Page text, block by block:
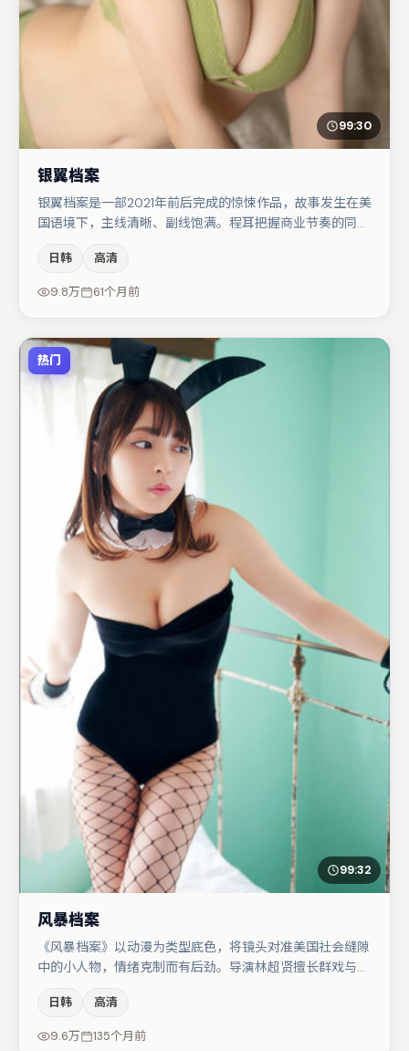
99:30
银翼档案
银翼档案是一部2021年前后完成的惊悚作品，故事发生在美
国语境下，主线清晰、副线饱满。程耳把握商业节奏的同时
当·德赖弗的对手戏构成全片情感锚点，弗洛伦丝·皮尤则以
细节塑造推动谜题层层揭开。若你偏爱强类型与清晰主线，
日韩 高清
9.8万 61个月前
热门
99:32
风暴档案
《风暴档案》以动漫为类型底色，将镜头对准美国社会缝隙
中的小人物，情绪克制而有后劲。导演林超贤擅长群戏与空
括桂纶镁、咏梅、大鹏等，角色动机前后呼应，适合喜欢抠
台词与伏笔的观众。若你偏爱强类型与清晰主线，这部作品
值得关注。
日韩 高清
9.6万 135个月前